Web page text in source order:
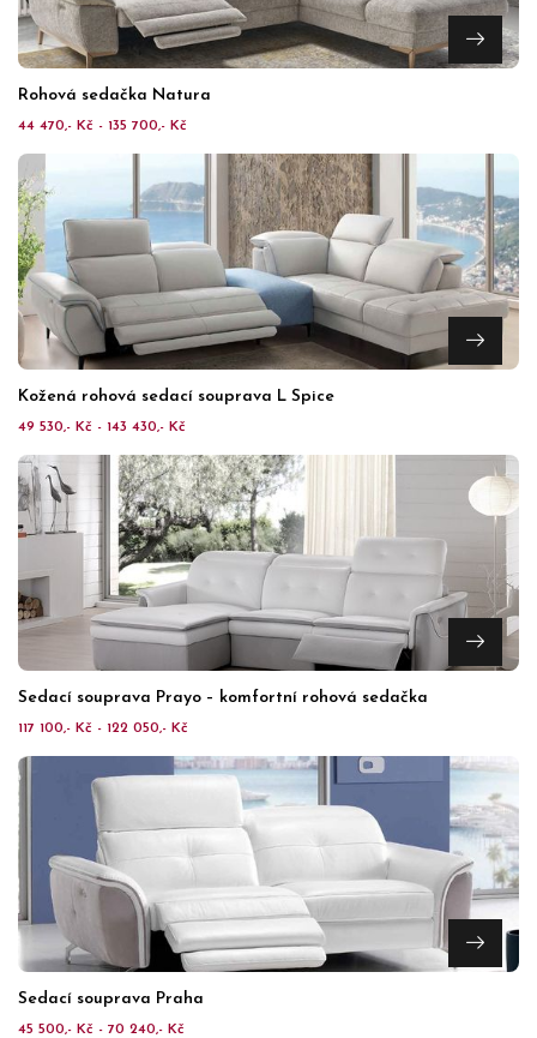
Rohová sedačka Natura
44 470,- Kč - 135 700,- Kč
Kožená rohová sedací souprava L Spice
49 530,- Kč - 143 430,- Kč
Sedací souprava Prayo – komfortní rohová sedačka
117 100,- Kč - 122 050,- Kč
Sedací souprava Praha
45 500,- Kč - 70 240,- Kč